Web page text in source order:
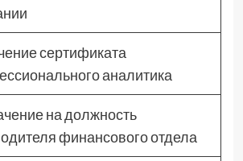
сертификата
аналитика
на должность
финансового отдела